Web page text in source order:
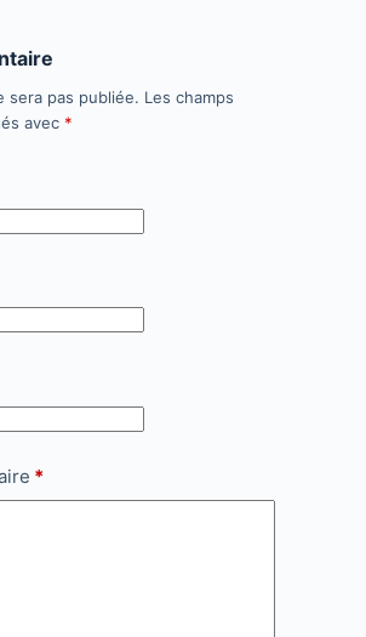
sera pas publiée. Les champs
avec *
*